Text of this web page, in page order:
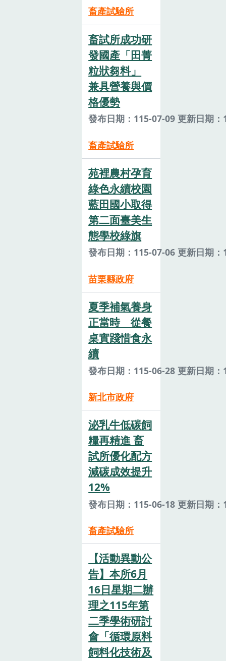
畜產試驗所
畜試所成功研
發國產「田菁
粒狀芻料」
兼具營養與價
格優勢
發布日期：115-07-09 更新日期
畜產試驗所
苑裡農村孕育
綠色永續校園
藍田國小取得
第二面臺美生
態學校綠旗
發布日期：115-07-06 更新日期
苗栗縣政府
夏季補氣養身
正當時 從餐
桌實踐惜食永
續
發布日期：115-06-28 更新日期
新北市政府
泌乳牛低碳飼
糧再精進 畜
試所優化配方
減碳成效提升
12%
發布日期：115-06-18 更新日期
畜產試驗所
【活動異動公
告】本所6月
16日星期二辦
理之115年第
二季學術研討
會「循環原料
飼料化技術及